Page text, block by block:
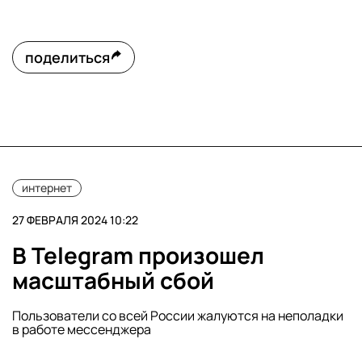
поделиться
интернет
27 ФЕВРАЛЯ 2024 10:22
В Telegram произошел
масштабный сбой
Пользователи со всей России жалуются на неполадки
в работе мессенджера